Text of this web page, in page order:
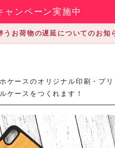
ャンペーン実施中
うお荷物の遅延についてのお知
ケースのオリジナル印刷・プ
ケースをつくれます！